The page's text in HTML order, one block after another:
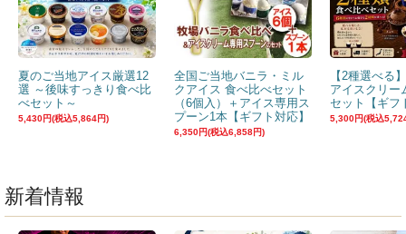
夏のご当地アイス厳選12
選 ～後味すっきり食べ比
べセット～
5,430円(税込5,864円)
全国ご当地バニラ・ミル
クアイス 食べ比べセット
（6個入）＋アイス専用ス
プーン1本【ギフト対応】
6,350円(税込6,858円)
【2種選べる
アイスクリー
セット【ギフ
5,300円(税込
新着情報